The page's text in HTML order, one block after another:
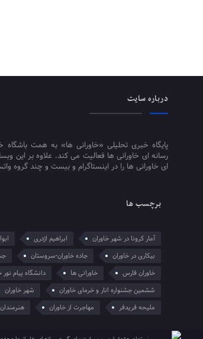
درباره سایت
پایگاه خبری تحلیلی «خاورانی ها» به همت باشگاه
رسانه ای خاورانی ها فعالیت می کند. علاوه بر این
ای خاورانی ها را در اینستاگرام و بیست و چند گروه
برچسب ها
آمار کرونا در شهر خاوران ابراهیم اژدری
بیکاری در خاوران
جاده خاوران-سروستان
خاوران فارس
خاورانی ها دانشگاه پیام نور
ششمین جشنواره انار و خرمای خاوران
شهر خاوران
ملیحه فریدفر
مهاجرت از خاوران